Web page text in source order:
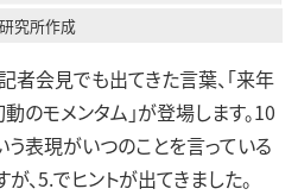
究所作成
者会見でも出てきた言葉、「来年
モメンタム」が登場します。10
表現がいつのことを言っている
、5.でヒントが出てきました。